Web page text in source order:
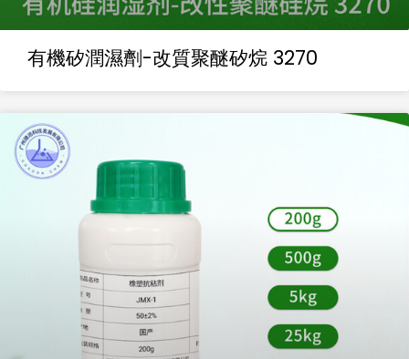
有機矽潤濕劑-改質聚醚矽烷 3270